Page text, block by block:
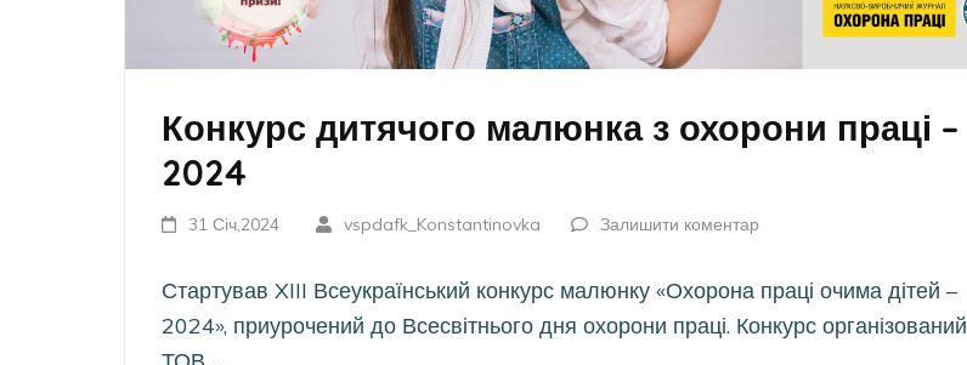
Конкурс дитячого малюнка з охорони праці –
2024
31 Січ,2024 vspdafk_Konstantinovka Залишити коментар
Стартував XIII Всеукраїнський конкурс малюнку «Охорона праці очима дітей –
2024», приурочений до Всесвітнього дня охорони праці. Конкурс організований